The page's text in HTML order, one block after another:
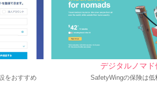
をおすすめ
デジタルノマド
SafetyWingの保険は低